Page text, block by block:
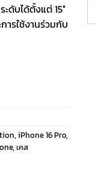
ดับได้ตั้งแต่ 15°
ารใช้งานร่วมกับ
, iPhone 16 Pro,
, เคส